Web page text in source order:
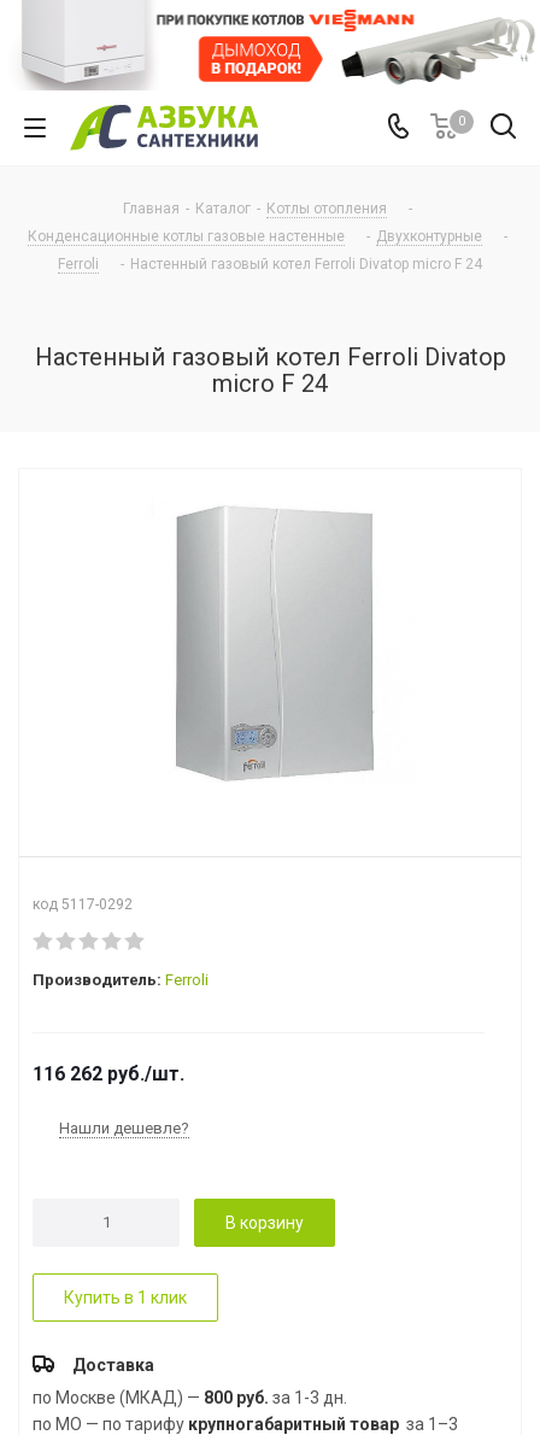
0
Главная - Каталог - Котлы отопления
-
Конденсационные котлы газовые настенные
- Двухконтурные
-
Ferroli
- Настенный газовый котел Ferroli Divatop micro F 24
Настенный газовый котел Ferroli Divatop
micro F 24
код 5117-0292
Производитель: Ferroli
116 262 руб./шт.
Нашли дешевле?
В корзину
Купить в 1 клик
Доставка
по Москве (МКАД) — 800 руб. за 1-3 дн.
по МО — по тарифу крупногабаритный товар за 1–3